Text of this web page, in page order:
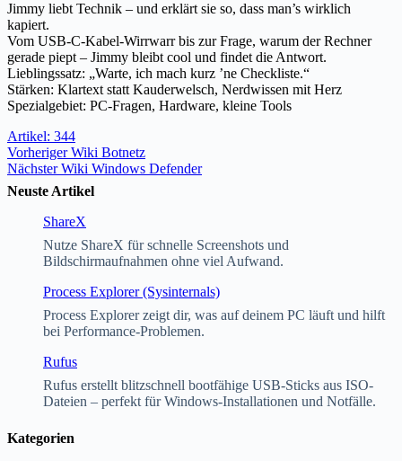
Jimmy liebt Technik – und erklärt sie so, dass man’s wirklich
kapiert.
Vom USB-C-Kabel-Wirrwarr bis zur Frage, warum der Rechner
gerade piept – Jimmy bleibt cool und findet die Antwort.
Lieblingssatz: „Warte, ich mach kurz ’ne Checkliste.“
Stärken: Klartext statt Kauderwelsch, Nerdwissen mit Herz
Spezialgebiet: PC-Fragen, Hardware, kleine Tools
Artikel: 344
VorherigerWiki Botnetz
NächsterWiki Windows Defender
Neuste Artikel
ShareX
Nutze ShareX für schnelle Screenshots und
Bildschirmaufnahmen ohne viel Aufwand.
Process Explorer (Sysinternals)
Process Explorer zeigt dir, was auf deinem PC läuft und hilft
bei Performance-Problemen.
Rufus
Rufus erstellt blitzschnell bootfähige USB-Sticks aus ISO-
Dateien – perfekt für Windows-Installationen und Notfälle.
Kategorien